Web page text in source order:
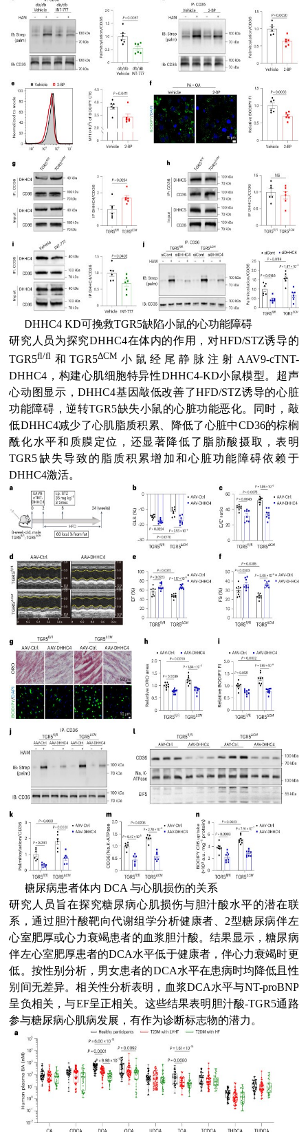
DHHC4 KD可挽救TGR5缺陷小鼠的心功能障碍
研究人员为探究DHHC4在体内的作用，对HFD/STZ诱导的
TGR5fl/fl 和TGR5ΔCM 小鼠经尾静脉注射AAV9-cTNT-
DHHC4，构建心肌细胞特异性DHHC4-KD小鼠模型。超声
心动图显示，DHHC4基因敲低改善了HFD/STZ诱导的心脏
功能障碍，逆转TGR5缺失小鼠的心脏功能恶化。同时，敲
低DHHC4减少了心肌脂质积累、降低了心脏中CD36的棕榈
酰化水平和质膜定位，还显著降低了脂肪酸摄取，表明
TGR5缺失导致的脂质积累增加和心脏功能障碍依赖于
DHHC4激活。
糖尿病患者体内 DCA 与心肌损伤的关系
研究人员旨在探究糖尿病心肌损伤与胆汁酸水平的潜在联
系，通过胆汁酸靶向代谢组学分析健康者、2型糖尿病伴左
心室肥厚或心力衰竭患者的血浆胆汁酸。结果显示，糖尿病
伴左心室肥厚患者的DCA水平低于健康者，伴心力衰竭时更
低。按性别分析，男女患者的DCA水平在患病时均降低且性
别间无差异。相关性分析表明，血浆DCA水平与NT-proBNP
呈负相关，与EF呈正相关。这些结果表明胆汁酸-TGR5通路
参与糖尿病心肌病发展，有作为诊断标志物的潜力。